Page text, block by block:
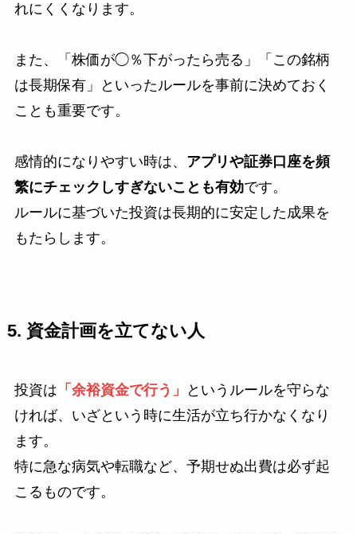
れにくくなります。
また、「株価が◯％下がったら売る」「この銘柄
は長期保有」といったルールを事前に決めておく
ことも重要です。
感情的になりやすい時は、 アプリや証券口座を頻
繁にチェックしすぎないことも有効です。
ルールに基づいた投資は長期的に安定した成果を
もたらします。
5. 資金計画を立てない人
投資は 「余裕資金で行う」
というルールを守らな
ければ、いざという時に生活が立ち行かなくなり
ます。
特に急な病気や転職など、予期せぬ出費は必ず起
こるものです。